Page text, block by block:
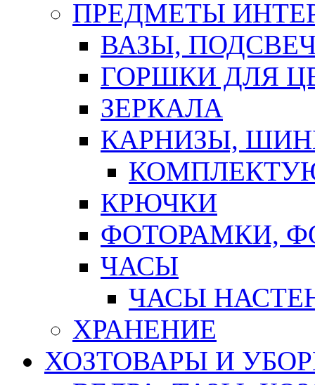
ПРЕДМЕТЫ
ВАЗЫ,
ГОРШКИ ДЛЯ
ЗЕРКАЛА
КАРНИЗЫ,
КРЮЧКИ
ФОТОРАМКИ,
ЧАСЫ
ЧАСЫ
ХРАНЕНИЕ
ХОЗТОВАРЫ И